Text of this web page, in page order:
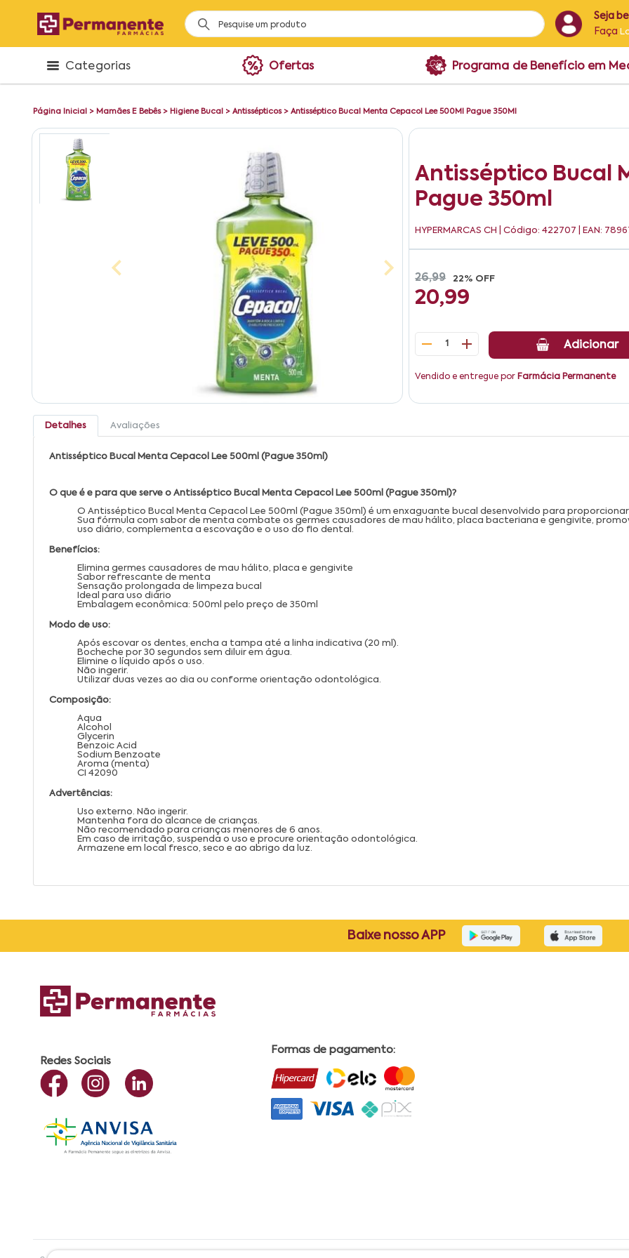
Seja
Faça
Categorias Ofertas Programa de Benefício em
Página Inicial > Mamães E Bebês> Higiene Bucal > Antissépticos> Antisséptico Bucal Menta Cepacol Lee 500Ml Pague 350Ml
Antisséptico Bucal
Pague 350ml
HYPERMARCAS CH | Código: 422707 | EAN:
26,99 22% OFF
20,99
1 Adicionar
Vendido e entregue por Farmácia Permanente
Detalhes Avaliações
Antisséptico Bucal Menta Cepacol Lee 500ml (Pague 350ml)
O que é e para que serve o Antisséptico Bucal Menta Cepacol Lee 500ml (Pague 350ml)?
O Antisséptico Bucal Menta Cepacol Lee 500ml (Pague 350ml) é um enxaguante bucal desenvolvido para
Sua fórmula com sabor de menta combate os germes causadores de mau hálito, placa bacteriana e gengivite,
uso diário, complementa a escovação e o uso do fio dental.
Benefícios:
Elimina germes causadores de mau hálito, placa e gengivite
Sabor refrescante de menta
Sensação prolongada de limpeza bucal
Ideal para uso diário
Embalagem econômica: 500ml pelo preço de 350ml
Modo de uso:
Após escovar os dentes, encha a tampa até a linha indicativa (20 ml).
Bocheche por 30 segundos sem diluir em água.
Elimine o líquido após o uso.
Não ingerir.
Utilizar duas vezes ao dia ou conforme orientação odontológica.
Composição:
Aqua
Alcohol
Glycerin
Benzoic Acid
Sodium Benzoate
Aroma (menta)
CI 42090
Advertências:
Uso externo. Não ingerir.
Mantenha fora do alcance de crianças.
Não recomendado para crianças menores de 6 anos.
Em caso de irritação, suspenda o uso e procure orientação odontológica.
Armazene em local fresco, seco e ao abrigo da luz.
Baixe nosso APP
Redes Sociais
Formas de pagamento: